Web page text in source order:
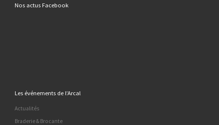
Nos actus Facebook
Les événements de l’Arcal
Actualités
Braderie & Brocante